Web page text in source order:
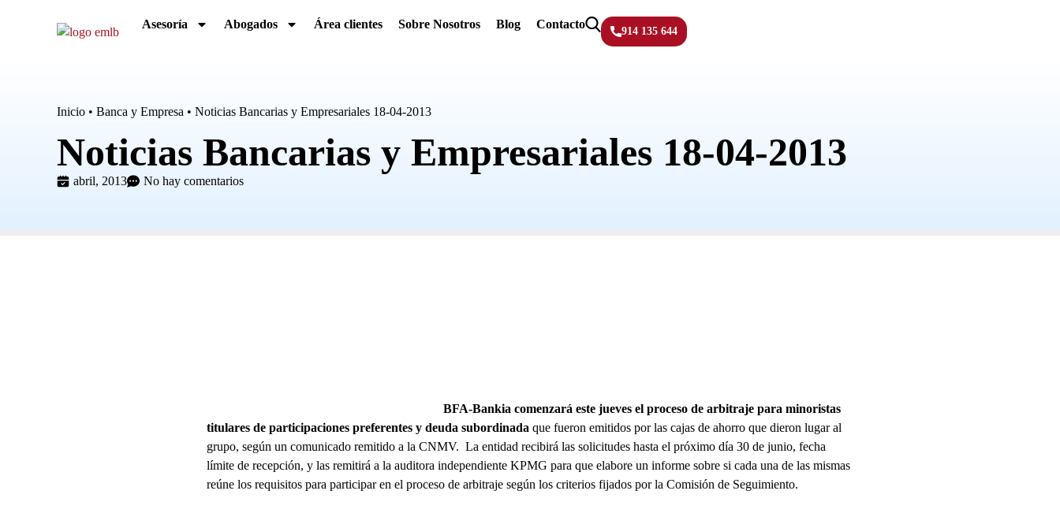
Asesoría Abogados Área clientes Sobre Nosotros Blog Contacto
914 135 644
Inicio • Banca y Empresa • Noticias Bancarias y Empresariales 18-04-2013
Noticias Bancarias y Empresariales 18-04-2013
abril, 2013 No hay comentarios
BFA-Bankia comenzará este jueves el proceso de arbitraje para minoristas
titulares de participaciones preferentes y deuda subordinada que fueron emitidos por las cajas de ahorro que dieron lugar al
grupo, según un comunicado remitido a la CNMV. La entidad recibirá las solicitudes hasta el próximo día 30 de junio, fecha
límite de recepción, y las remitirá a la auditora independiente KPMG para que elabore un informe sobre si cada una de las mismas
reúne los requisitos para participar en el proceso de arbitraje según los criterios fijados por la Comisión de Seguimiento.